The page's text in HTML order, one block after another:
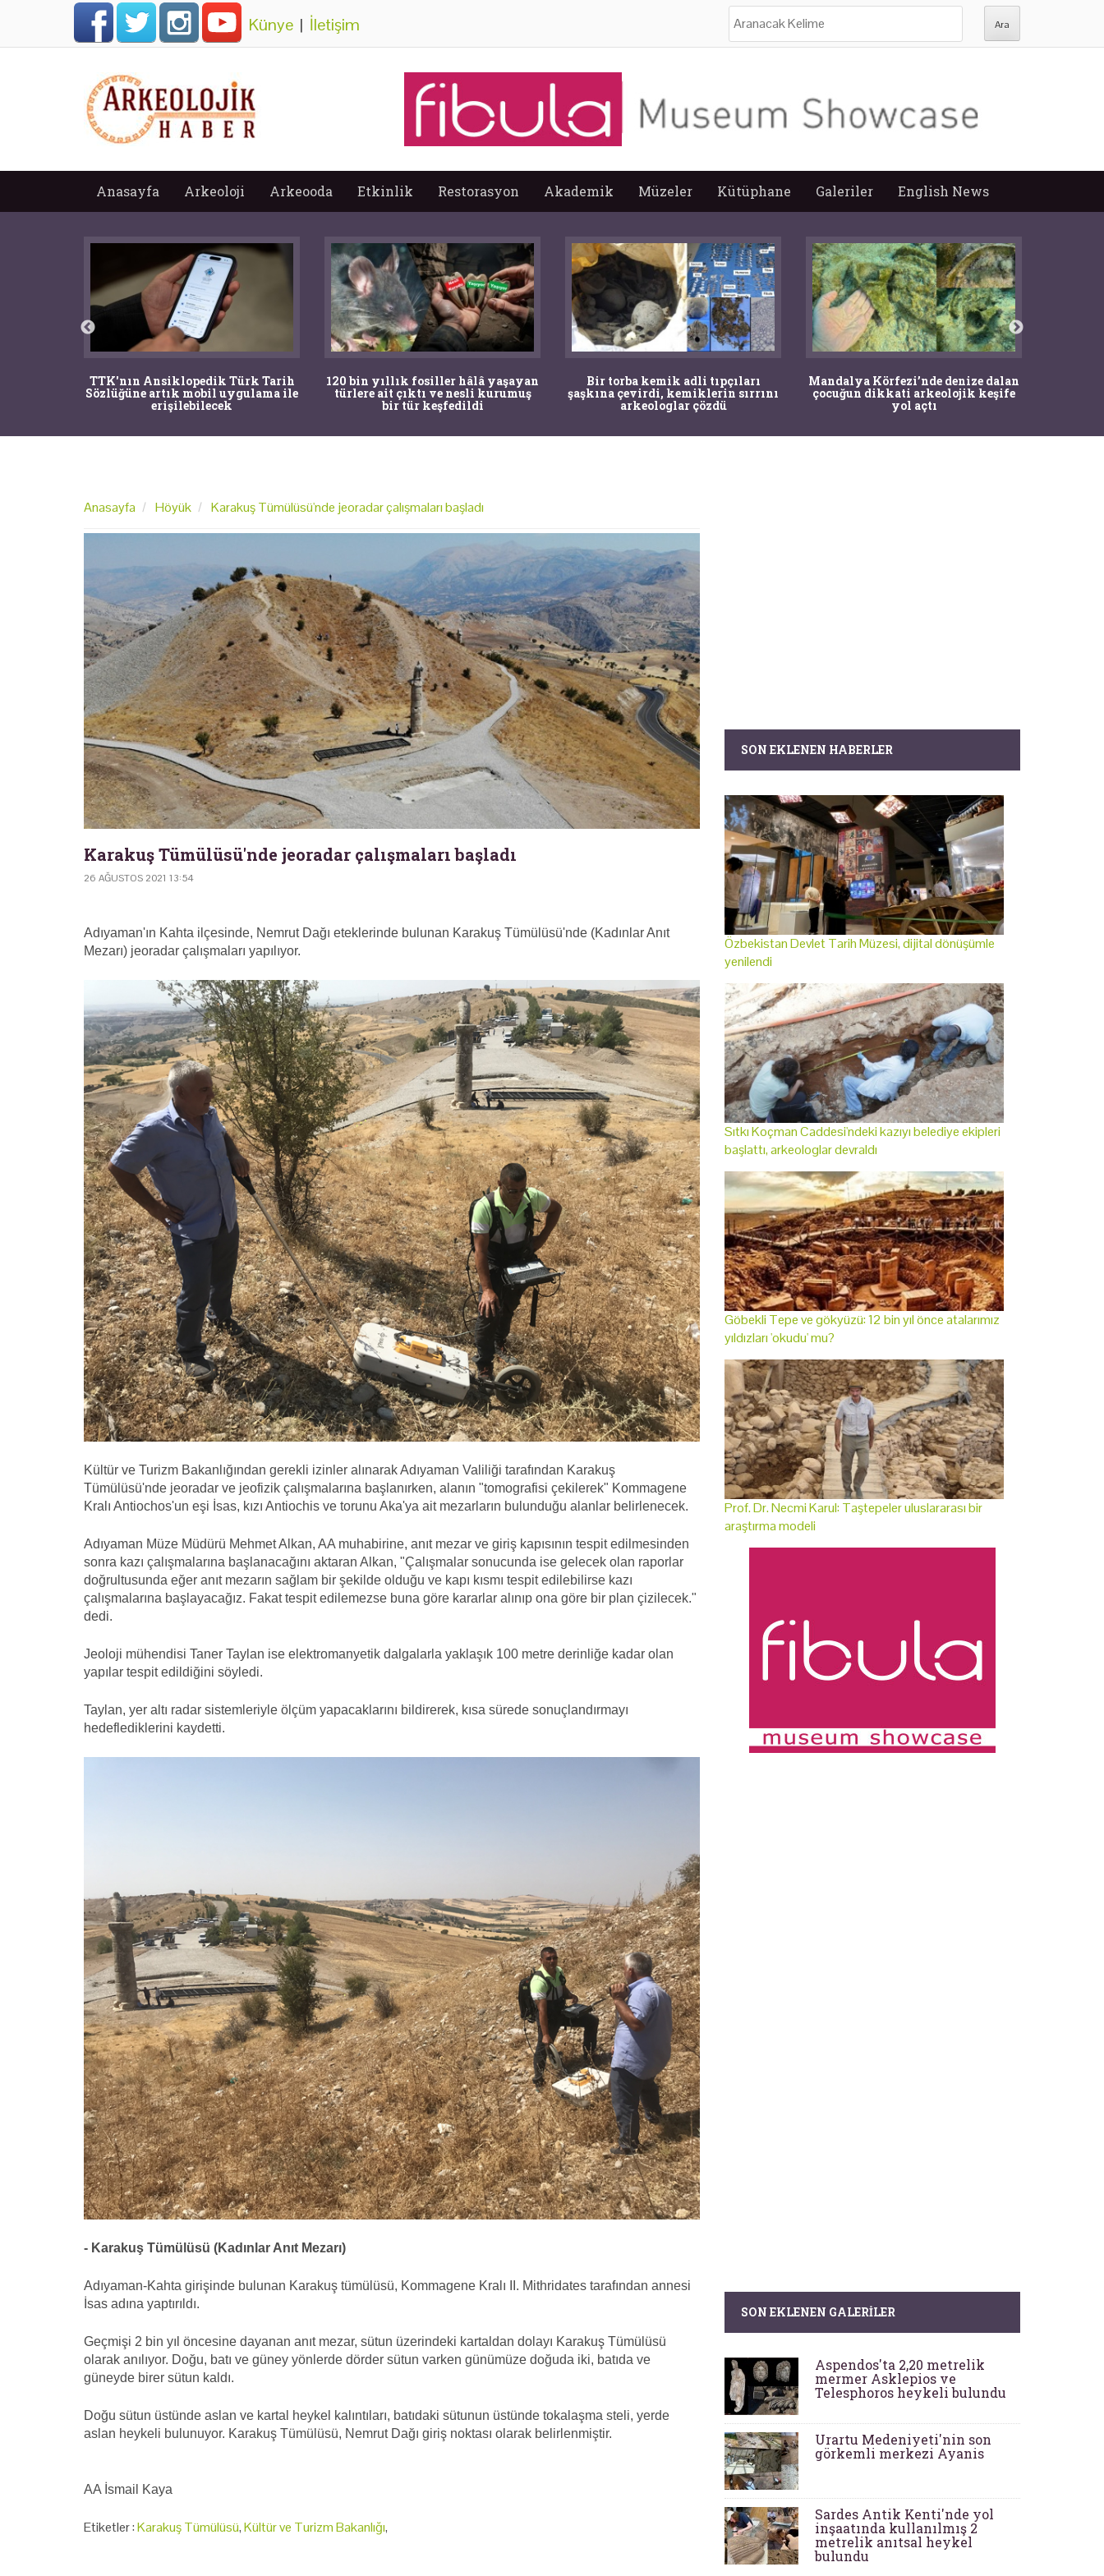
Künye | İletişim
Anasayfa Arkeoloji Arkeooda Etkinlik Restorasyon Akademik Müzeler Kütüphane Galeriler English News
TTK'nın Ansiklopedik Türk Tarih
Sözlüğüne artık mobil uygulama ile
erişilebilecek
120 bin yıllık fosiller hâlâ yaşayan
türlere ait çıktı ve nesli kurumuş
bir tür keşfedildi
Bir torba kemik adli tıpçıları
şaşkına çevirdi, kemiklerin sırrını
arkeologlar çözdü
Mandalya Körfezi’nde denize dalan
çocuğun dikkati arkeolojik keşife
yol açtı
Anasayfa Höyük Karakuş Tümülüsü'nde jeoradar çalışmaları başladı
Karakuş Tümülüsü'nde jeoradar çalışmaları başladı
26 AĞUSTOS 2021 13:54
Adıyaman'ın Kahta ilçesinde, Nemrut Dağı eteklerinde bulunan Karakuş Tümülüsü'nde (Kadınlar Anıt
Mezarı) jeoradar çalışmaları yapılıyor.
Kültür ve Turizm Bakanlığından gerekli izinler alınarak Adıyaman Valiliği tarafından Karakuş
Tümülüsü'nde jeoradar ve jeofizik çalışmalarına başlanırken, alanın "tomografisi çekilerek" Kommagene
Kralı Antiochos'un eşi İsas, kızı Antiochis ve torunu Aka'ya ait mezarların bulunduğu alanlar belirlenecek.
Adıyaman Müze Müdürü Mehmet Alkan, AA muhabirine, anıt mezar ve giriş kapısının tespit edilmesinden
sonra kazı çalışmalarına başlanacağını aktaran Alkan, "Çalışmalar sonucunda ise gelecek olan raporlar
doğrultusunda eğer anıt mezarın sağlam bir şekilde olduğu ve kapı kısmı tespit edilebilirse kazı
çalışmalarına başlayacağız. Fakat tespit edilemezse buna göre kararlar alınıp ona göre bir plan çizilecek."
dedi.
Jeoloji mühendisi Taner Taylan ise elektromanyetik dalgalarla yaklaşık 100 metre derinliğe kadar olan
yapılar tespit edildiğini söyledi.
Taylan, yer altı radar sistemleriyle ölçüm yapacaklarını bildirerek, kısa sürede sonuçlandırmayı
hedeflediklerini kaydetti.
- Karakuş Tümülüsü (Kadınlar Anıt Mezarı)
Adıyaman-Kahta girişinde bulunan Karakuş tümülüsü, Kommagene Kralı II. Mithridates tarafından annesi
İsas adına yaptırıldı.
Geçmişi 2 bin yıl öncesine dayanan anıt mezar, sütun üzerindeki kartaldan dolayı Karakuş Tümülüsü
olarak anılıyor. Doğu, batı ve güney yönlerde dörder sütun varken günümüze doğuda iki, batıda ve
güneyde birer sütun kaldı.
Doğu sütun üstünde aslan ve kartal heykel kalıntıları, batıdaki sütunun üstünde tokalaşma steli, yerde
aslan heykeli bulunuyor. Karakuş Tümülüsü, Nemrut Dağı giriş noktası olarak belirlenmiştir.
AA İsmail Kaya
Etiketler :Karakuş Tümülüsü,Kültür ve Turizm Bakanlığı,
SON EKLENEN HABERLER
Özbekistan Devlet Tarih Müzesi, dijital dönüşümle
yenilendi
Sıtkı Koçman Caddesi'ndeki kazıyı belediye ekipleri
başlattı, arkeologlar devraldı
Göbekli Tepe ve gökyüzü: 12 bin yıl önce atalarımız
yıldızları 'okudu' mu?
Prof. Dr. Necmi Karul: Taştepeler uluslararası bir
araştırma modeli
SON EKLENEN GALERILER
Aspendos'ta 2,20 metrelik
mermer Asklepios ve
Telesphoros heykeli bulundu
Urartu Medeniyeti'nin son
görkemli merkezi Ayanis
Sardes Antik Kenti'nde yol
inşaatında kullanılmış 2
metrelik anıtsal heykel
bulundu